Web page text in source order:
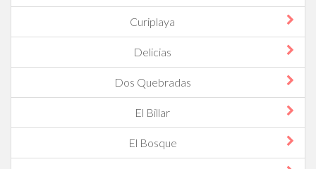
Curiplaya
Delicias
Dos Quebradas
El Billar
El Bosque